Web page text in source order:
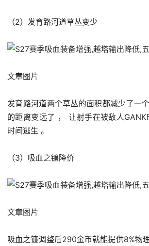
（2）发育路河道草丛变少
文章图片
发育路河道两个草丛的面积都减少了一
的距离变远了 ， 让射手在被敌人
时间逃生 。
（3）吸血之镰降价
文章图片
吸血之镰调整后290金币就能提供8%物